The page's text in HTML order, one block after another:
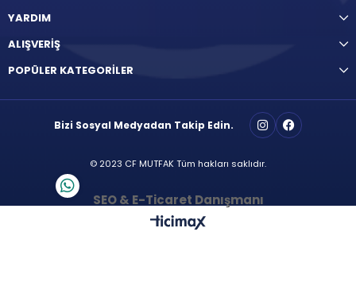
YARDIM
ALIŞVERİŞ
POPÜLER KATEGORİLER
Bizi Sosyal Medyadan Takip Edin.
© 2023 CF MUTFAK Tüm hakları saklıdır.
SEO & E-Ticaret Danışmanı